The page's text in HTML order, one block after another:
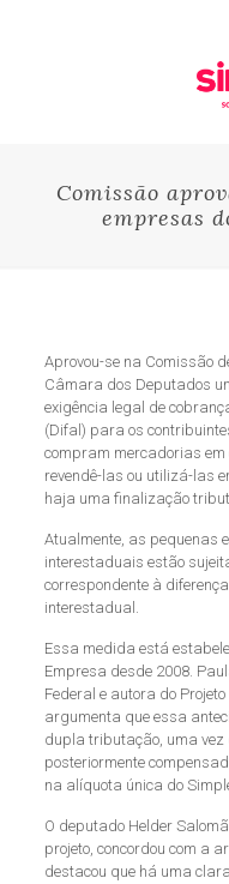
Comissão
empresas
Aprovou-se na Comissão
Câmara dos Deputados
exigência legal de
(Difal) para os
compram mercadorias em
revendê-las ou utilizá-las
haja uma finalização
Atualmente, as pequenas
interestaduais estão
correspondente à
interestadual.
Essa medida está
Empresa desde 2008.
Federal e autora do
argumenta que essa
dupla tributação, uma vez
posteriormente
na alíquota única do
O deputado Helder
projeto, concordou com a
destacou que há uma